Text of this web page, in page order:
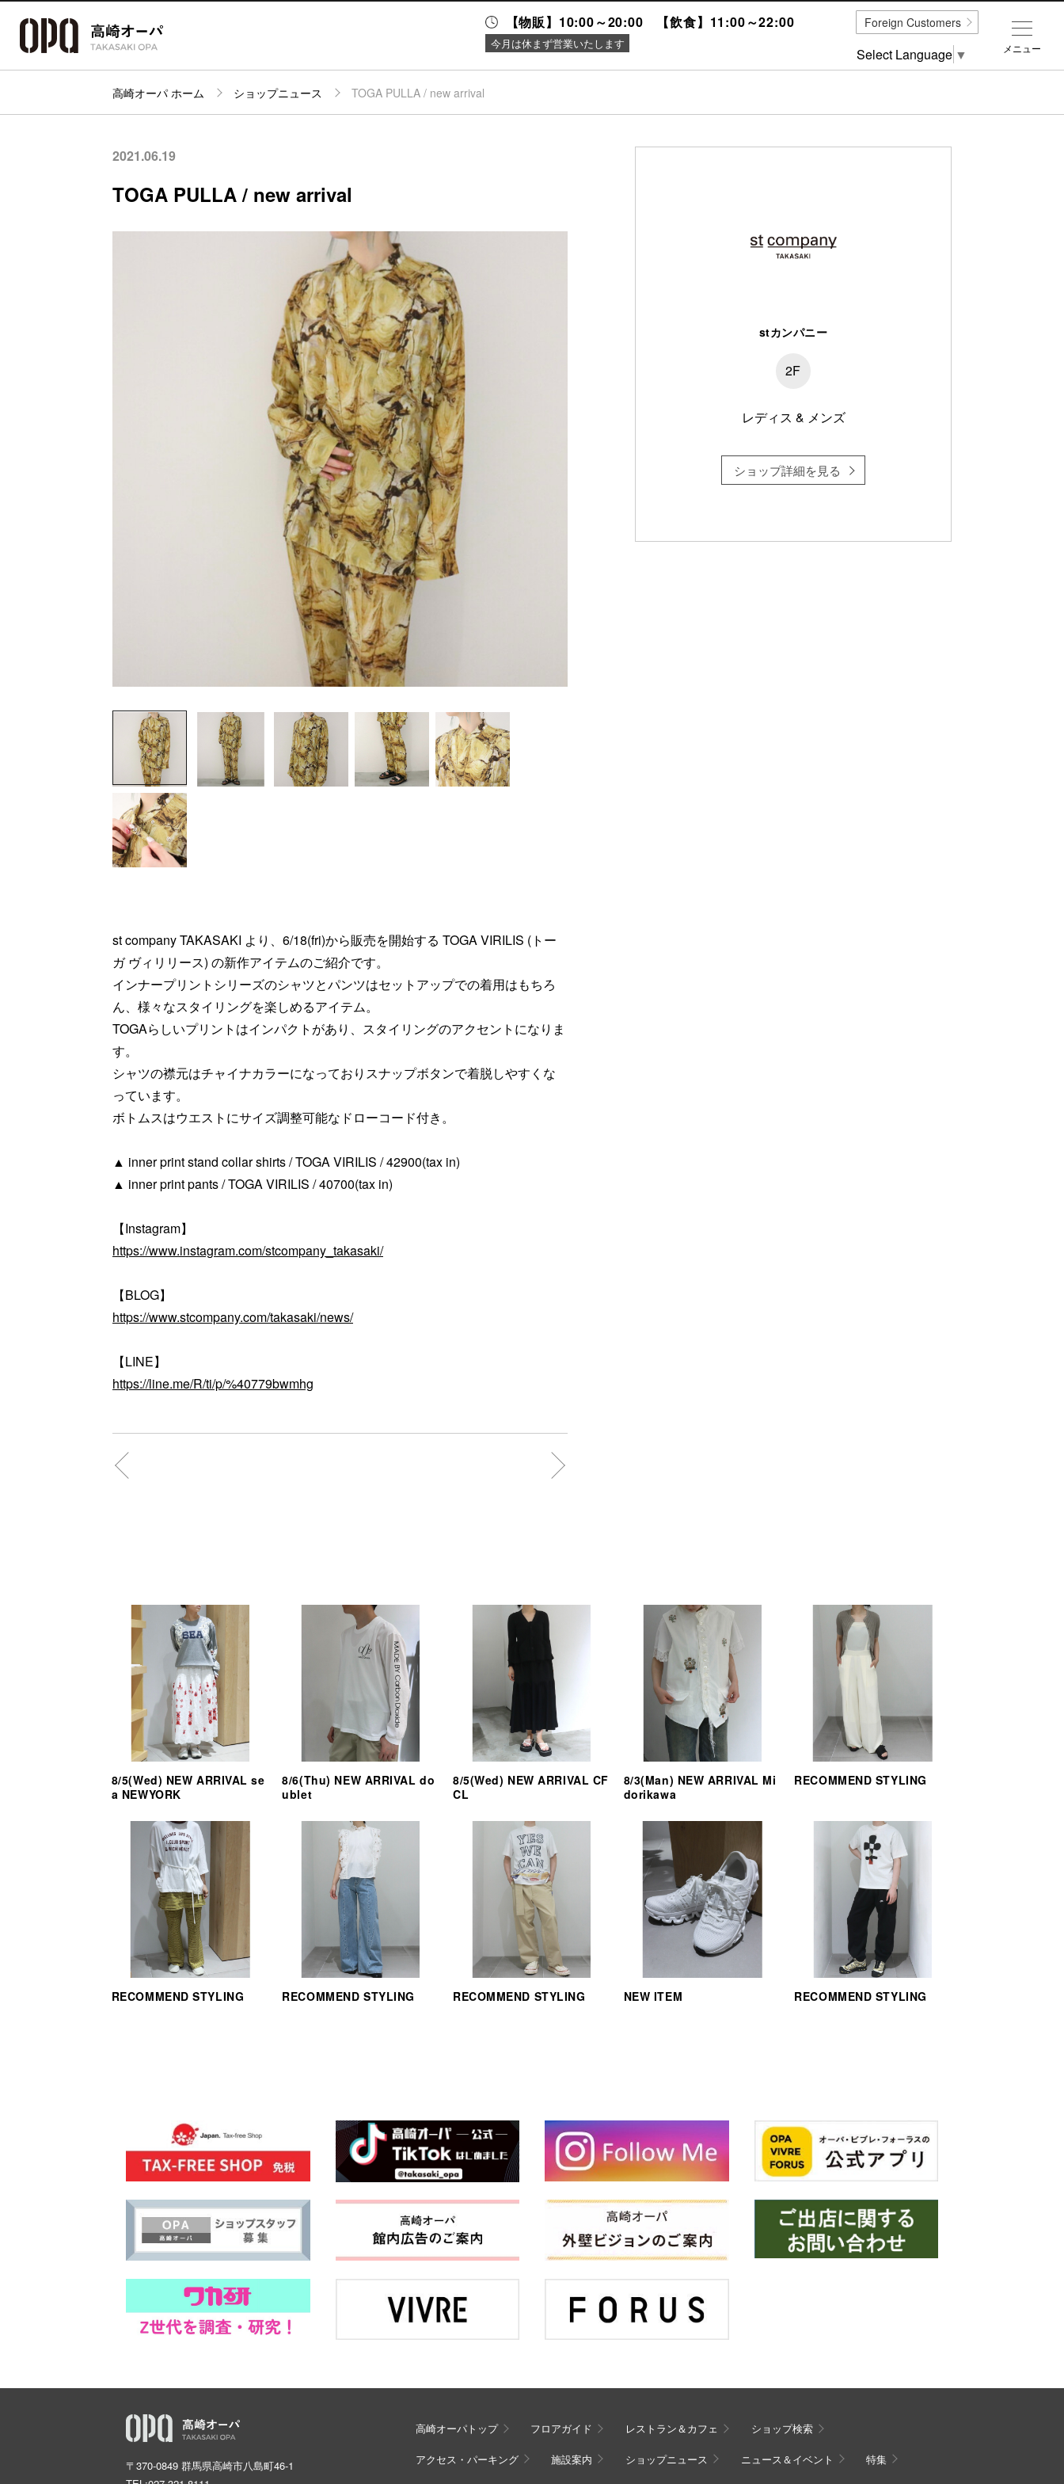
【物販】10:00～20:00 【飲食】11:00～22:00
今月は休まず営業いたします
パーキング
イベント
高崎オーパ ホーム ショップニュース TOGA PULLA / new arrival
2021.06.19
TOGA PULLA / new arrival
st company TAKASAKI より、6/18(fri)から販売を開始する TOGA VIRILIS (トー
ガ ヴィリリース) の新作アイテムのご紹介です。
インナープリントシリーズのシャツとパンツはセットアップでの着用はもちろ
ん、様々なスタイリングを楽しめるアイテム。
TOGAらしいプリントはインパクトがあり、スタイリングのアクセントになりま
す。
シャツの襟元はチャイナカラーになっておりスナップボタンで着脱しやすくな
っています。
ボトムスはウエストにサイズ調整可能なドローコード付き。
▲ inner print stand collar shirts / TOGA VIRILIS / 42900(tax in)
▲ inner print pants / TOGA VIRILIS / 40700(tax in)
【Instagram】
https://www.instagram.com/stcompany_takasaki/
【BLOG】
https://www.stcompany.com/takasaki/news/
【LINE】
https://line.me/R/ti/p/%40779bwmhg
stカンパニー
2F
レディス & メンズ
ショップ詳細を見る
8/5(Wed) NEW ARRIVAL se
a NEWYORK
8/6(Thu) NEW ARRIVAL do
ublet
8/5(Wed) NEW ARRIVAL CF
CL
8/3(Man) NEW ARRIVAL Mi
dorikawa
RECOMMEND STYLING
RECOMMEND STYLING RECOMMEND STYLING RECOMMEND STYLING NEW ITEM RECOMMEND STYLING
〒370-0849 群馬県高崎市八島町46-1
高崎オーパトップ フロアガイド レストラン＆カフェ ショップ検索
アクセス・パーキング 施設案内 ショップニュース ニュース＆イベント 特集
メニュー
Foreign Customers
Select Language ▼